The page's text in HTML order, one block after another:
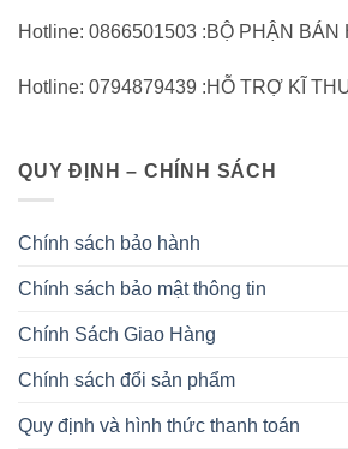
Hotline: 0866501503 :BỘ PHẬN BÁN
Hotline: 0794879439 :HỖ TRỢ KĨ
QUY ĐỊNH – CHÍNH SÁCH
Chính sách bảo hành
Chính sách bảo mật thông tin
Chính Sách Giao Hàng
Chính sách đổi sản phẩm
Quy định và hình thức thanh toán